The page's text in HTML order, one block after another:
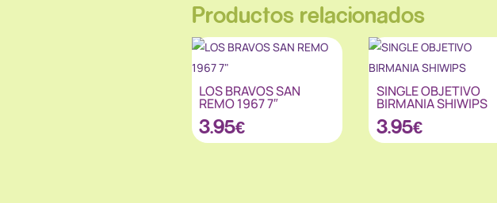
Productos relacionados
LOS BRAVOS SAN
REMO 1967 7″
3.95€
SINGLE OBJETIVO
BIRMANIA SHIWIPS
3.95€